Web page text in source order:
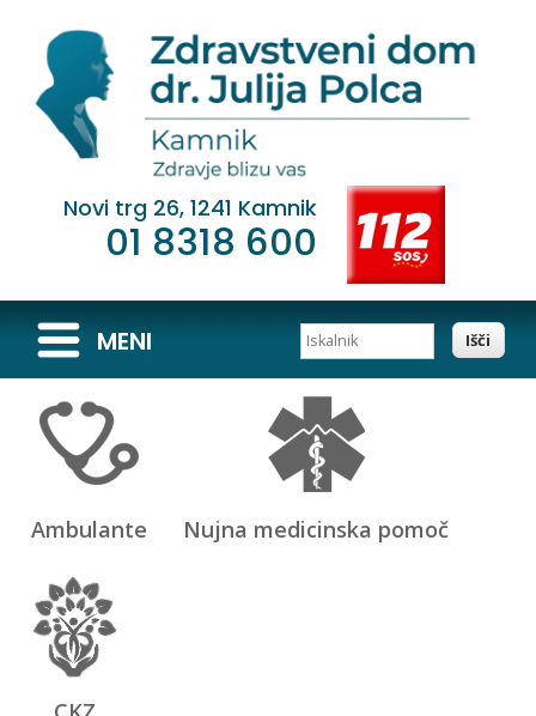
Novi trg 26, 1241 Kamnik
01 8318 600
MENI Iskalnik
Ambulante Nujna medicinska pomoč